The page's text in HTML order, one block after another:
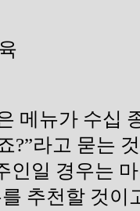
메뉴가 수십
?”라고 묻는
인일 경우는
추천할 것